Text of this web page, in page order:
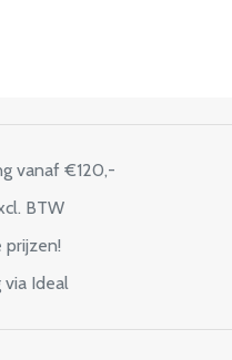
vanaf €120,-
BTW
prijzen!
via Ideal